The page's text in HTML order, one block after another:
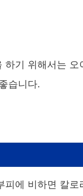
하기 위해서는 오
습니다.
피에 비하면 칼로